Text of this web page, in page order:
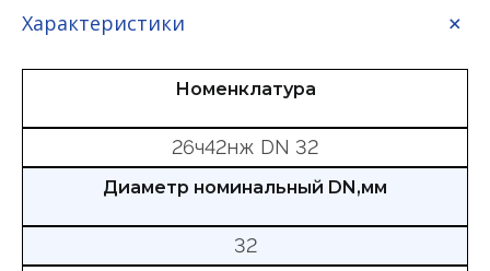
Характеристики
Номенклатура
26ч42нж DN 32
Диаметр номинальный DN,мм
32